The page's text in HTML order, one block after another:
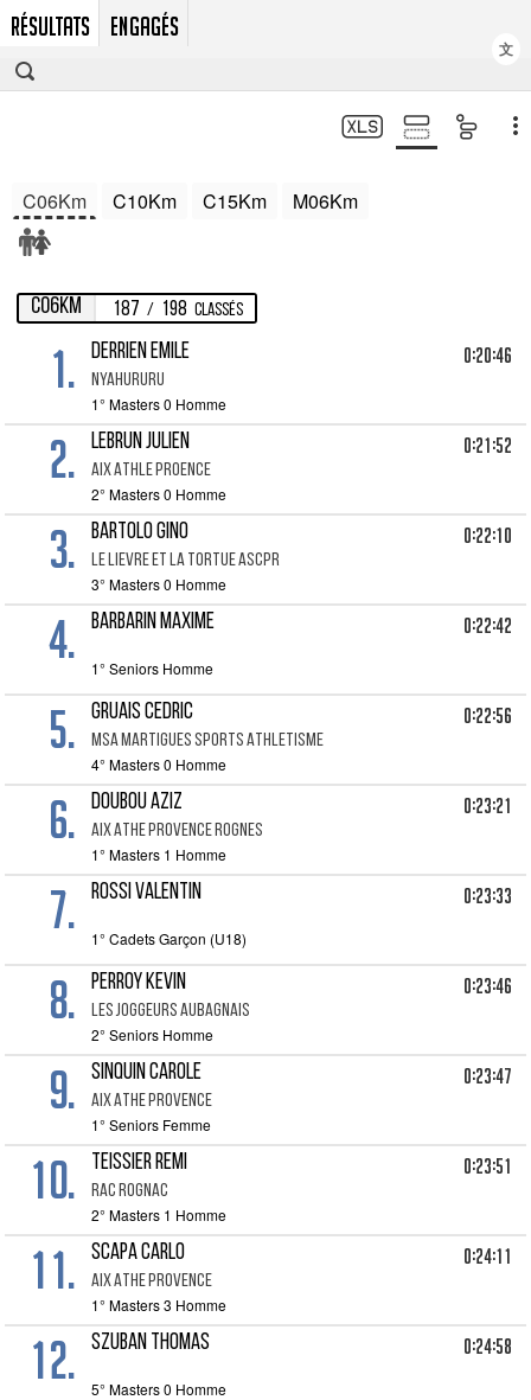
RÉSULTATS ENGAGÉS
文
C06Km C10Km C15Km M06Km
C06Km 187 / 198 Classés
1. DERRIEN EMILE
NYAHURURU
0:20:46
1° Masters 0 Homme
2. LEBRUN JULIEN
AIX ATHLE PROENCE
0:21:52
2° Masters 0 Homme
3. BARTOLO GINO
LE LIEVRE ET LA TORTUE ASCPR
0:22:10
3° Masters 0 Homme
4. BARBARIN MAXIME 0:22:42
1° Seniors Homme
5. GRUAIS CEDRIC
MSA MARTIGUES SPORTS ATHLETISME
0:22:56
4° Masters 0 Homme
6. DOUBOU AZIZ
AIX ATHE PROVENCE ROGNES
0:23:21
1° Masters 1 Homme
7. ROSSI VALENTIN 0:23:33
1° Cadets Garçon (U18)
8. PERROY KEVIN
LES JOGGEURS AUBAGNAIS
0:23:46
2° Seniors Homme
9. SINQUIN CAROLE
AIX ATHE PROVENCE
0:23:47
1° Seniors Femme
10. TEISSIER REMI
RAC ROGNAC
0:23:51
2° Masters 1 Homme
11. SCAPA CARLO
AIX ATHE PROVENCE
0:24:11
1° Masters 3 Homme
12. SZUBAN THOMAS 0:24:58
5° Masters 0 Homme